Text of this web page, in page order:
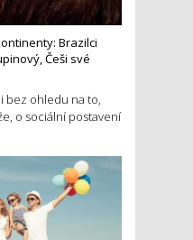
Brazilci
Češi své
bez ohledu na to,
o sociální postavení